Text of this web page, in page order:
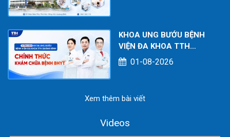
KHOA UNG BƯỚU BỆNH
VIỆN ĐA KHOA TTH
QUẢNG BÌNH CHÍNH
THỨC KHÁM CHỮA BỆNH
01-08-2026
Xem thêm bài viết
Videos